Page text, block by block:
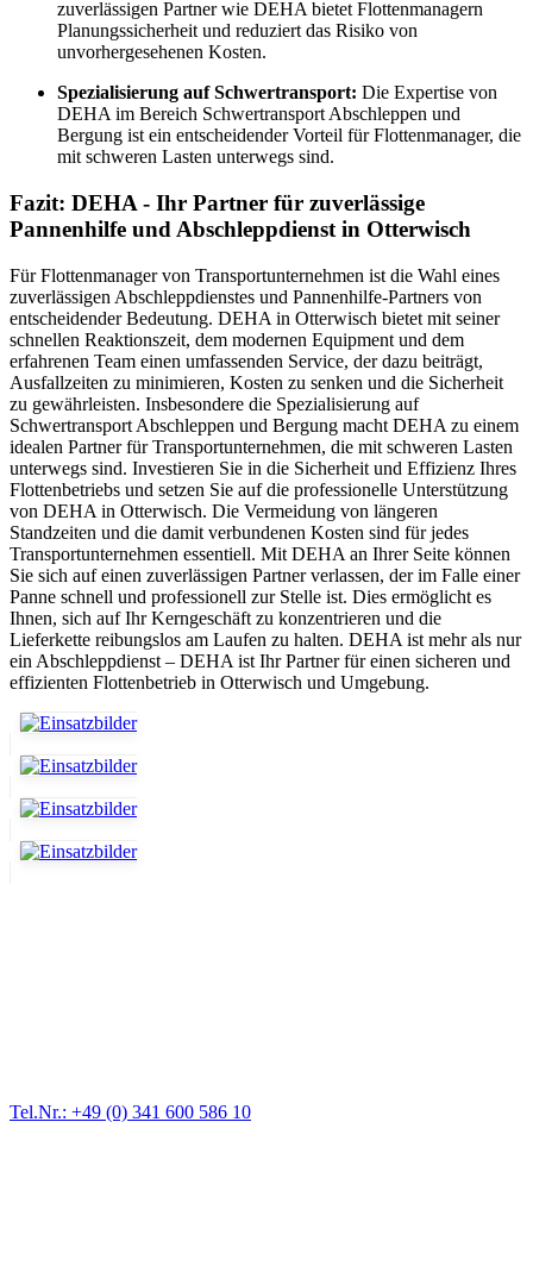
zuverlässigen Partner wie DEHA bietet Flottenmanagern
Planungssicherheit und reduziert das Risiko von
unvorhergesehenen Kosten.
Spezialisierung auf Schwertransport: Die Expertise von
DEHA im Bereich Schwertransport Abschleppen und
Bergung ist ein entscheidender Vorteil für Flottenmanager, die
mit schweren Lasten unterwegs sind.
Fazit: DEHA - Ihr Partner für zuverlässige
Pannenhilfe und Abschleppdienst in Otterwisch
Für Flottenmanager von Transportunternehmen ist die Wahl eines
zuverlässigen Abschleppdienstes und Pannenhilfe-Partners von
entscheidender Bedeutung. DEHA in Otterwisch bietet mit seiner
schnellen Reaktionszeit, dem modernen Equipment und dem
erfahrenen Team einen umfassenden Service, der dazu beiträgt,
Ausfallzeiten zu minimieren, Kosten zu senken und die Sicherheit
zu gewährleisten. Insbesondere die Spezialisierung auf
Schwertransport Abschleppen und Bergung macht DEHA zu einem
idealen Partner für Transportunternehmen, die mit schweren Lasten
unterwegs sind. Investieren Sie in die Sicherheit und Effizienz Ihres
Flottenbetriebs und setzen Sie auf die professionelle Unterstützung
von DEHA in Otterwisch. Die Vermeidung von längeren
Standzeiten und die damit verbundenen Kosten sind für jedes
Transportunternehmen essentiell. Mit DEHA an Ihrer Seite können
Sie sich auf einen zuverlässigen Partner verlassen, der im Falle einer
Panne schnell und professionell zur Stelle ist. Dies ermöglicht es
Ihnen, sich auf Ihr Kerngeschäft zu konzentrieren und die
Lieferkette reibungslos am Laufen zu halten. DEHA ist mehr als nur
ein Abschleppdienst – DEHA ist Ihr Partner für einen sicheren und
effizienten Flottenbetrieb in Otterwisch und Umgebung.
Tel.Nr.: +49 (0) 341 600 586 10